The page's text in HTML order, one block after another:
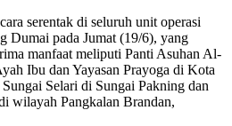
serentak di seluruh unit operasi
Dumai pada Jumat (19/6), yang
manfaat meliputi Panti Asuhan Al-
Ibu dan Yayasan Prayoga di Kota
Selari di Sungai Pakning dan
wilayah Pangkalan Brandan,